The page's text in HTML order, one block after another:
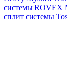
системы ROVEX
сплит системы